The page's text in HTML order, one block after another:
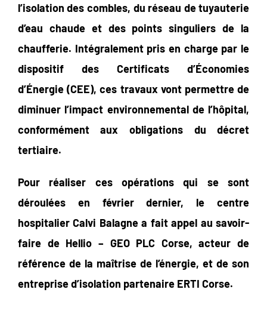
l’isolation des combles, du réseau de tuyauterie
d’eau chaude et des points singuliers de la
chaufferie. Intégralement pris en charge par le
dispositif des Certificats d’Économies
d’Énergie (CEE), ces travaux vont permettre de
diminuer l’impact environnemental de l’hôpital,
conformément aux obligations du décret
tertiaire.
Pour réaliser ces opérations qui se sont
déroulées en février dernier, le centre
hospitalier Calvi Balagne a fait appel au savoir-
faire de Hellio – GEO PLC Corse, acteur de
référence de la maîtrise de l’énergie, et de son
entreprise d’isolation partenaire ERTI Corse.